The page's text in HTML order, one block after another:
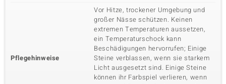
Pflegehinweise
Vor Hitze, trockener Umgebung und
großer Nässe schützen. Keinen
extremen Temperaturen aussetzen,
ein Temperaturschock kann
Beschädigungen hervorrufen; Einige
Steine verblassen, wenn sie starkem
Licht ausgesetzt sind. Einige Steine
können ihr Farbspiel verlieren, wenn